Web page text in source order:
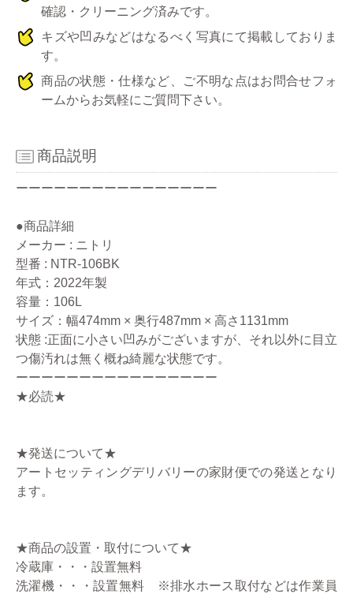
確認・クリーニング済みです。
キズや凹みなどはなるべく写真にて掲載しておりま
す。
商品の状態・仕様など、ご不明な点はお問合せフォ
ームからお気軽にご質問下さい。
商品説明
ーーーーーーーーーーーーーーーー
●商品詳細
メーカー : ニトリ
型番 : NTR-106BK
年式：2022年製
容量：106L
サイズ：幅474mm × 奥行487mm × 高さ1131mm
状態 :正面に小さい凹みがございますが、それ以外に目立
つ傷汚れは無く概ね綺麗な状態です。
ーーーーーーーーーーーーーーーー
★必読★
★発送について★
アートセッティングデリバリーの家財便での発送となり
ます。
★商品の設置・取付について★
冷蔵庫・・・設置無料
洗濯機・・・設置無料 ※排水ホース取付などは作業員